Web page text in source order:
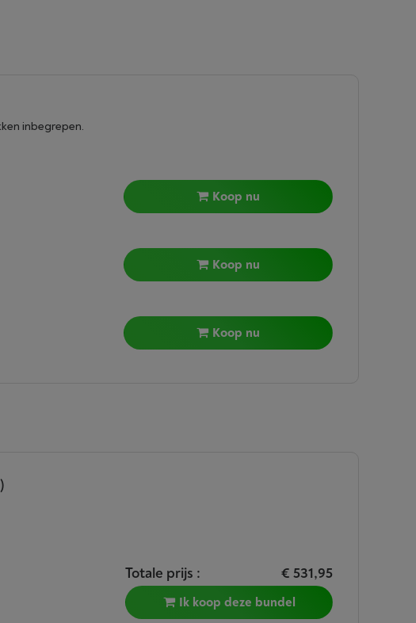
inbegrepen.
Koop nu
Koop nu
Koop nu
Totale prijs : € 531,95
Ik koop deze bundel